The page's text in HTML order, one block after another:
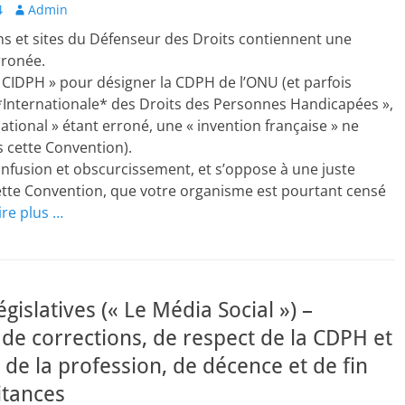
Author
Admin
et sites du Défenseur des Droits contiennent une
» pour désigner la CDPH de l’ONU (et parfois
des Droits des Personnes Handicapées »,
» étant erroné, une « invention française » ne
cette Convention).
et obscurcissement, et s’oppose à une juste
Convention, que votre organisme est pourtant censé
plus …
(« Le Média Social ») –
corrections, de respect de la CDPH et
de la profession, de décence et de fin